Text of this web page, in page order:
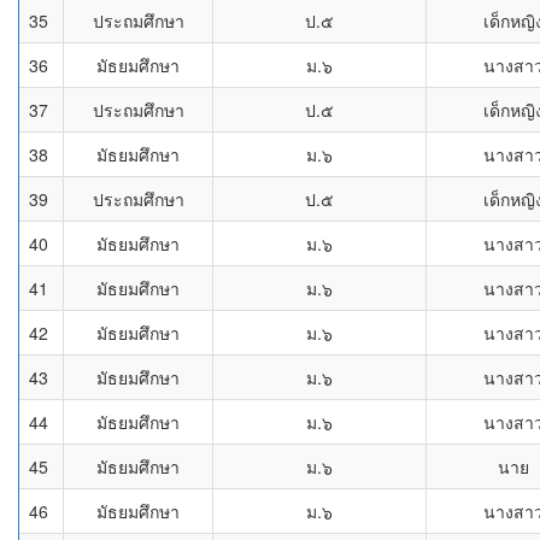
35 ประถมศึกษา ป.๕
เด็กหญิ
36
มัธยมศึกษา ม.๖
นางสา
37
ประถมศึกษา ป.๕
เด็กหญิ
38
มัธยมศึกษา ม.๖
นางสา
39
ประถมศึกษา ป.๕
เด็กหญิ
40
มัธยมศึกษา ม.๖
นางสา
41
มัธยมศึกษา ม.๖
นางสา
42
มัธยมศึกษา ม.๖
นางสา
43
มัธยมศึกษา ม.๖
นางสา
44
มัธยมศึกษา ม.๖
นางสา
45
มัธยมศึกษา ม.๖
นาย
46
มัธยมศึกษา ม.๖ นางสา